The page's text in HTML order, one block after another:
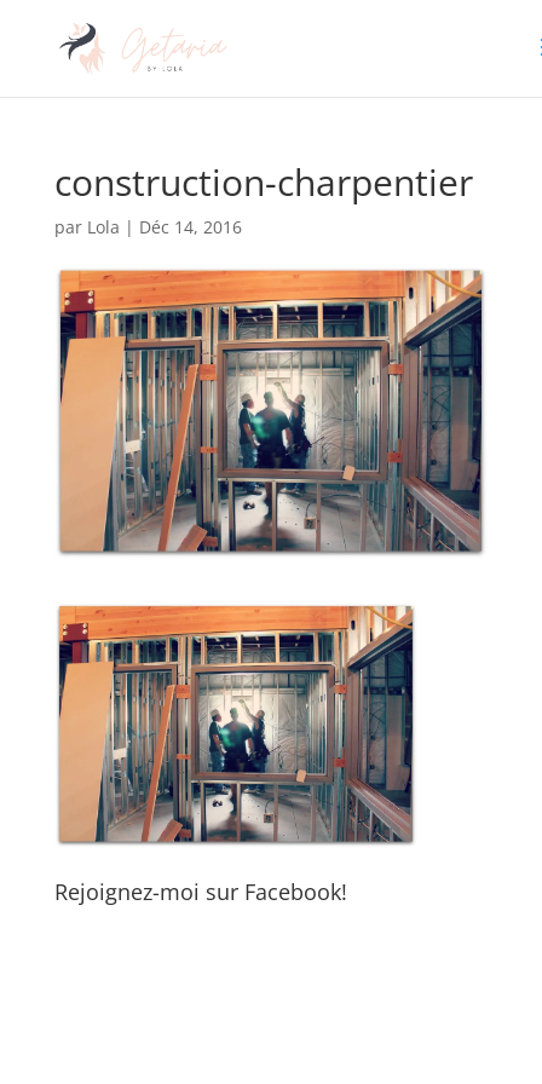
construction-charpentier
par Lola | Déc 14, 2016
Rejoignez-moi sur Facebook!